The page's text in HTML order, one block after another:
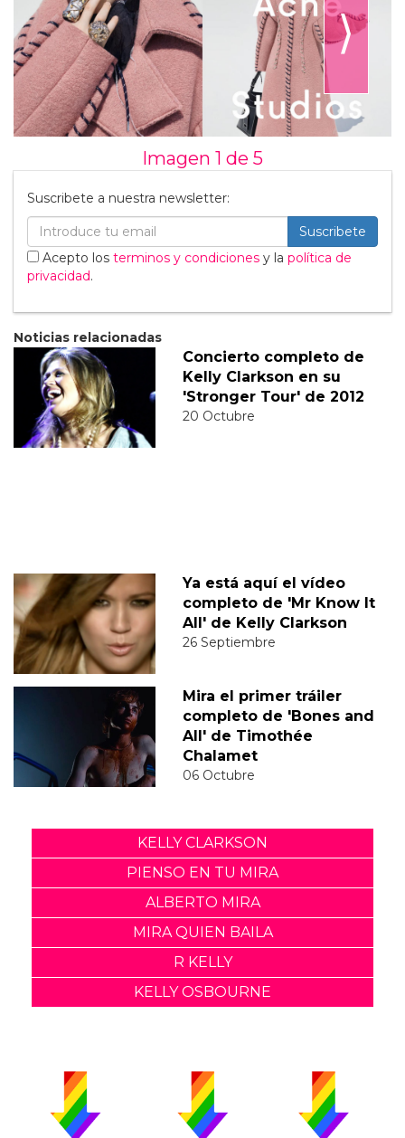
⟩
Imagen 1 de 5
Suscribete a nuestra newsletter:
Suscribete
Acepto los terminos y condiciones y la política de
privacidad.
Noticias relacionadas
Concierto completo de
Kelly Clarkson en su
'Stronger Tour' de 2012
20 Octubre
Ya está aquí el vídeo
completo de 'Mr Know It
All' de Kelly Clarkson
26 Septiembre
Mira el primer tráiler
completo de 'Bones and
All' de Timothée
Chalamet
06 Octubre
KELLY CLARKSON
PIENSO EN TU MIRA
ALBERTO MIRA
MIRA QUIEN BAILA
R KELLY
KELLY OSBOURNE